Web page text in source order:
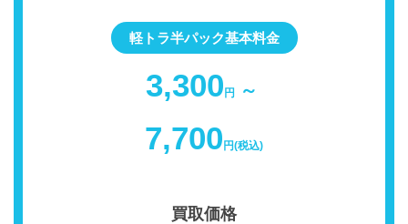
軽トラ半パック基本料金
3,300 円 ～
7,700 円(税込)
買取価格